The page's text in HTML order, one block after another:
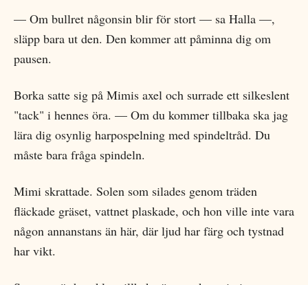
— Om bullret någonsin blir för stort — sa Halla —,
släpp bara ut den. Den kommer att påminna dig om
pausen.
Borka satte sig på Mimis axel och surrade ett silkeslent
"tack" i hennes öra. — Om du kommer tillbaka ska jag
lära dig osynlig harpospelning med spindeltråd. Du
måste bara fråga spindeln.
Mimi skrattade. Solen som silades genom träden
fläckade gräset, vattnet plaskade, och hon ville inte vara
någon annanstans än här, där ljud har färg och tystnad
har vikt.